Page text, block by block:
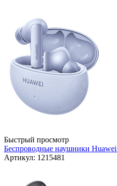
Быстрый просмотр
Беспроводные наушники
Артикул: 1215481